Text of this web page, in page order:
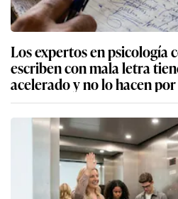
Los expertos en psicología
escriben con mala letra
acelerado y no lo hacen